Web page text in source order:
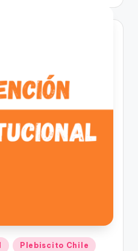
Plebiscito Chile